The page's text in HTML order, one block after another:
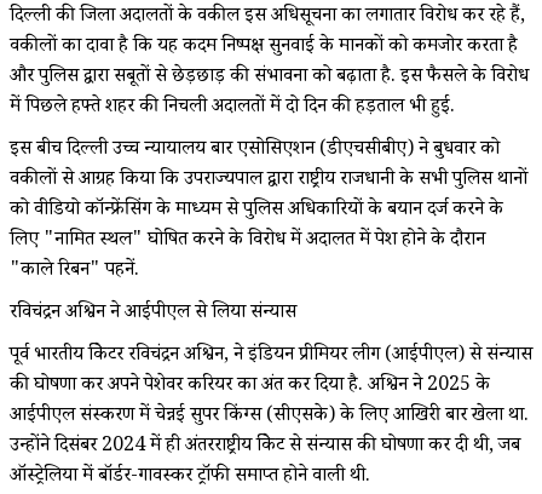
दिल्ली की जिला अदालतों के वकील इस अधिसूचना का लगातार विरोध कर रहे हैं,
वकीलों का दावा है कि यह कदम निष्पक्ष सुनवाई के मानकों को कमजोर करता है
और पुलिस द्वारा सबूतों से छेड़छाड़ की संभावना को बढ़ाता है. इस फैसले के विरोध
में पिछले हफ्ते शहर की निचली अदालतों में दो दिन की हड़ताल भी हुई.
इस बीच दिल्ली उच्च न्यायालय बार एसोसिएशन (डीएचसीबीए) ने बुधवार को
वकीलों से आग्रह किया कि उपराज्यपाल द्वारा राष्ट्रीय राजधानी के सभी पुलिस थानों
को वीडियो कॉन्फ्रेंसिंग के माध्यम से पुलिस अधिकारियों के बयान दर्ज करने के
लिए "नामित स्थल" घोषित करने के विरोध में अदालत में पेश होने के दौरान
"काले रिबन" पहनें.
रविचंद्रन अश्विन ने आईपीएल से लिया संन्यास
पूर्व भारतीय क्रिकेटर रविचंद्रन अश्विन, ने इंडियन प्रीमियर लीग (आईपीएल) से संन्यास
की घोषणा कर अपने पेशेवर करियर का अंत कर दिया है. अश्विन ने 2025 के
आईपीएल संस्करण में चेन्नई सुपर किंग्स (सीएसके) के लिए आखिरी बार खेला था.
उन्होंने दिसंबर 2024 में ही अंतरराष्ट्रीय क्रिकेट से संन्यास की घोषणा कर दी थी, जब
ऑस्ट्रेलिया में बॉर्डर-गावस्कर ट्रॉफी समाप्त होने वाली थी.